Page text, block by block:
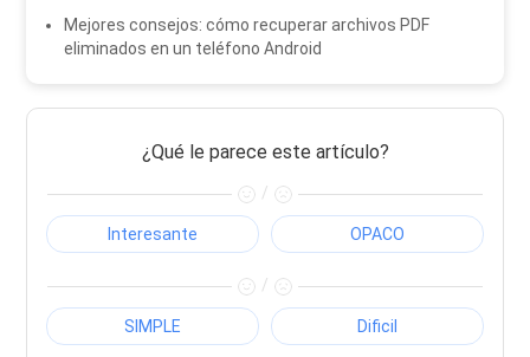
Mejores consejos: cómo recuperar archivos PDF
eliminados en un teléfono Android
¿Qué le parece este artículo?
/
Interesante OPACO
/
SIMPLE Dificil